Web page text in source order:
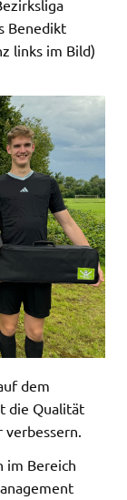
Benedikt
links im Bild)
dem
die Qualität
verbessern.
im Bereich